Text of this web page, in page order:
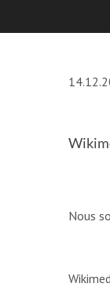
Nous